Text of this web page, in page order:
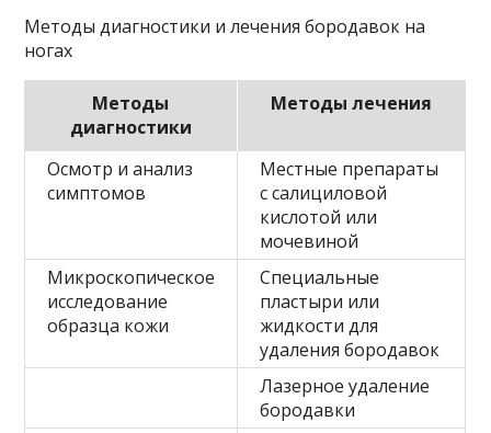
Методы диагностики и лечения бородавок на
ногах
Методы
диагностики
Методы лечения
Осмотр и анализ
симптомов
Местные препараты
с салициловой
кислотой или
мочевиной
Микроскопическое
исследование
образца кожи
Специальные
пластыри или
жидкости для
удаления бородавок
Лазерное удаление
бородавки